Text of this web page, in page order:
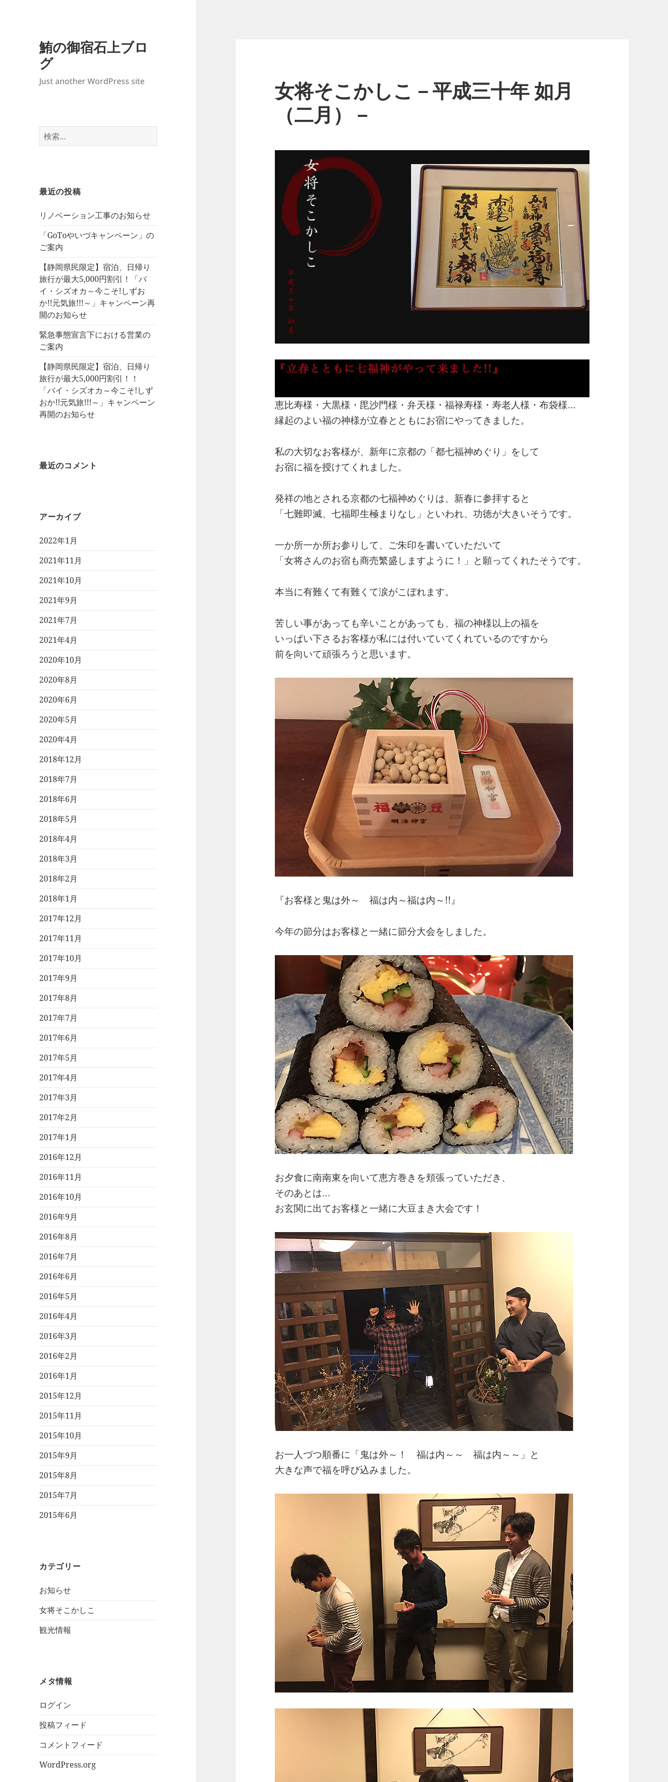
鮪の御宿石上ブロ
グ
Just another WordPress site
検
索:
最近の投稿
リノベーション工事のお知らせ
「GoToやいづキャンペーン」の
ご案内
【静岡県民限定】宿泊、日帰り
旅行が最大5,000円割引！「バ
イ・シズオカ～今こそ!しずお
か!!元気旅!!!～」キャンペーン再
開のお知らせ
緊急事態宣言下における営業の
ご案内
【静岡県民限定】宿泊、日帰り
旅行が最大5,000円割引！！
「バイ・シズオカ～今こそ!しず
おか!!元気旅!!!～」キャンペーン
再開のお知らせ
最近のコメント
アーカイブ
2022年1月
2021年11月
2021年10月
2021年9月
2021年7月
2021年4月
2020年10月
2020年8月
2020年6月
2020年5月
2020年4月
2018年12月
2018年7月
2018年6月
2018年5月
2018年4月
2018年3月
2018年2月
2018年1月
2017年12月
2017年11月
2017年10月
2017年9月
2017年8月
2017年7月
2017年6月
2017年5月
2017年4月
2017年3月
2017年2月
2017年1月
2016年12月
2016年11月
2016年10月
2016年9月
2016年8月
2016年7月
2016年6月
2016年5月
2016年4月
2016年3月
2016年2月
2016年1月
2015年12月
2015年11月
2015年10月
2015年9月
2015年8月
2015年7月
2015年6月
カテゴリー
お知らせ
女将そこかしこ
観光情報
メタ情報
ログイン
投稿フィード
コメントフィード
WordPress.org
女将そこかしこ－平成三十年 如月
（二月）－
恵比寿様・大黒様・毘沙門様・弁天様・福禄寿様・寿老人様・布袋様…
縁起のよい福の神様が立春とともにお宿にやってきました。
私の大切なお客様が、新年に京都の「都七福神めぐり」をして
お宿に福を授けてくれました。
発祥の地とされる京都の七福神めぐりは、新春に参拝すると
「七難即滅、七福即生極まりなし」といわれ、功徳が大きいそうです。
一か所一か所お参りして、ご朱印を書いていただいて
「女将さんのお宿も商売繁盛しますように！」と願ってくれたそうです。
本当に有難くて有難くて涙がこぼれます。
苦しい事があっても辛いことがあっても、福の神様以上の福を
いっぱい下さるお客様が私には付いていてくれているのですから
前を向いて頑張ろうと思います。
『お客様と鬼は外～ 福は内～福は内～!!』
今年の節分はお客様と一緒に節分大会をしました。
お夕食に南南東を向いて恵方巻きを頬張っていただき、
そのあとは…
お玄関に出てお客様と一緒に大豆まき大会です！
お一人づつ順番に「鬼は外～！ 福は内～～ 福は内～～」と
大きな声で福を呼び込みました。